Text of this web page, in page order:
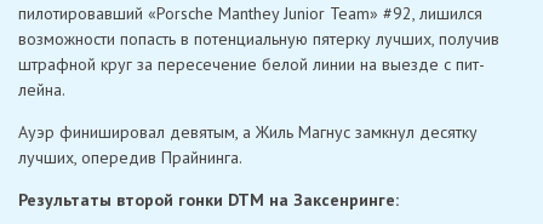
пилотировавший «Porsche Manthey Junior Team» #92, лишился
возможности попасть в потенциальную пятерку лучших, получив
штрафной круг за пересечение белой линии на выезде с пит-
лейна.
Ауэр финишировал девятым, а Жиль Магнус замкнул десятку
лучших, опередив Прайнинга.
Результаты второй гонки DTM на Заксенринге: